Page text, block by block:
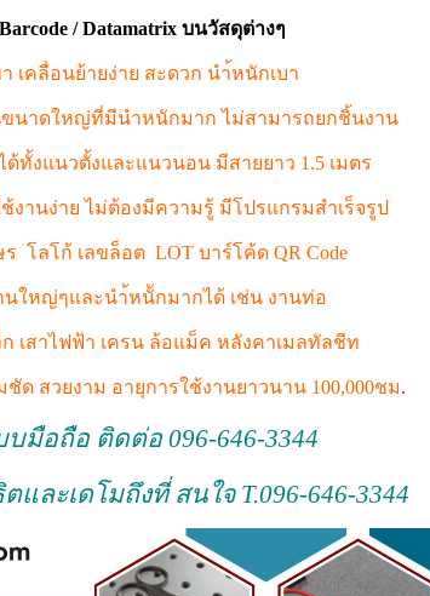
/ Datamatrix บนวัสดุต่างๆ
เคลื่อนย้ายง่าย สะดวก นำ้หนักเบา
นาดใหญ่ที่มีนำหนักมาก ไม่สามารถยกชิ้นงาน
ด้ทั้งแนวตั้งและแนวนอน มีสายยาว 1.5 เมตร
งานง่าย ไม่ต้องมีความรู้ มีโปรแกรมสำเร็จรูป
โลโก้ เลขล็อต LOT บาร์โค้ด QR Code
นใหญ่ๆและนำ้หนัักมากได้ เช่น งานท่อ
เสาไฟฟ้า เครน ล้อแม็ค หลังคาเมลทัลชีท
ด สวยงาม อายุการใช้งานยาวนาน 100,000ชม.
บมือถือ ติดต่อ 096-646-3344
และเดโมถึงที่ สนใจ T.096-646-3344